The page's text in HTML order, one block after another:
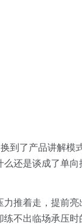
换到了产品讲解
还是谈成了单向
推着走，提前亮
不出临场承压时